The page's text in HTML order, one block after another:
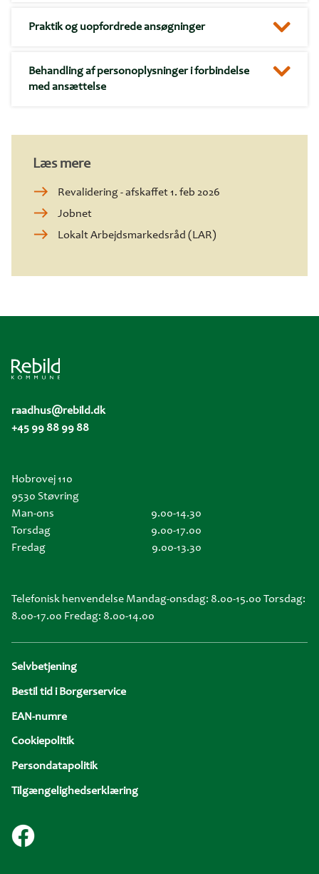
Praktik og uopfordrede ansøgninger
Behandling af personoplysninger i forbindelse
med ansættelse
Læs mere
Revalidering - afskaffet 1. feb 2026
Jobnet
Lokalt Arbejdsmarkedsråd (LAR)
raadhus@rebild.dk
+45 99 88 99 88
Hobrovej 110
9530 Støvring
Man-ons
9.00-14.30
Torsdag
9.00-17.00
Fredag
9.00-13.30
Telefonisk henvendelse Mandag-onsdag: 8.00-15.00 Torsdag:
8.00-17.00 Fredag: 8.00-14.00
Selvbetjening
Bestil tid i Borgerservice
EAN-numre
Cookiepolitik
Persondatapolitik
Tilgængelighedserklæring